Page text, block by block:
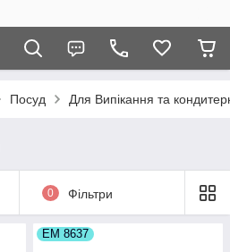
Посуд Для Випікання та
0 Фільтри
ЕМ 8637